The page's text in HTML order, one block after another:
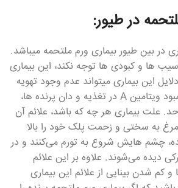
در طیور:
در بین طیور بیماری ورم ملتحمه میباشد.
ها و کبودی ها توجه نکند، این بیماری
این بیماری میتواند عدم وجود تهویه
مناسب در مرغداری، کمبود ویتامین A در تغذیه و دان پرنده ها،
علت بیماری هر چه که باشد، علائم آن
به سختی و زحمت پلک خود را بالا
چشم هایش شروع به تورم می‌کنند و در
می‌شوند. علاوه بر این علائم
کم‌ شدن بینایی از علائم این بیماری